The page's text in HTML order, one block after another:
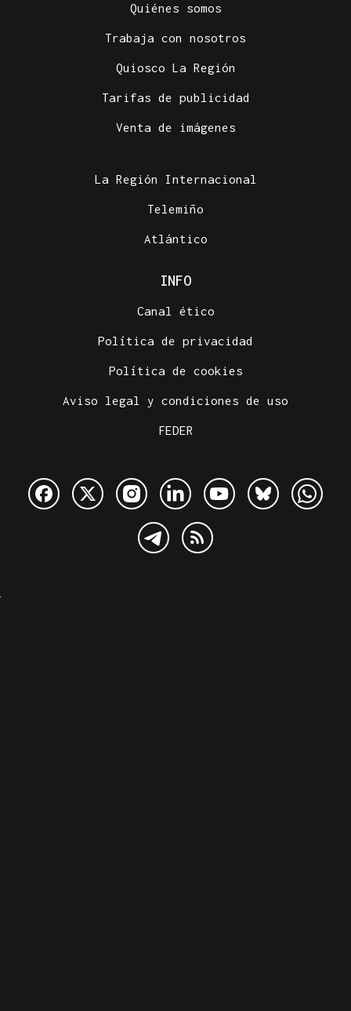
Quiénes somos
Trabaja con nosotros
Quiosco La Región
Tarifas de publicidad
Venta de imágenes
La Región Internacional
Telemiño
Atlántico
INFO
Canal ético
Política de privacidad
Política de cookies
Aviso legal y condiciones de uso
FEDER